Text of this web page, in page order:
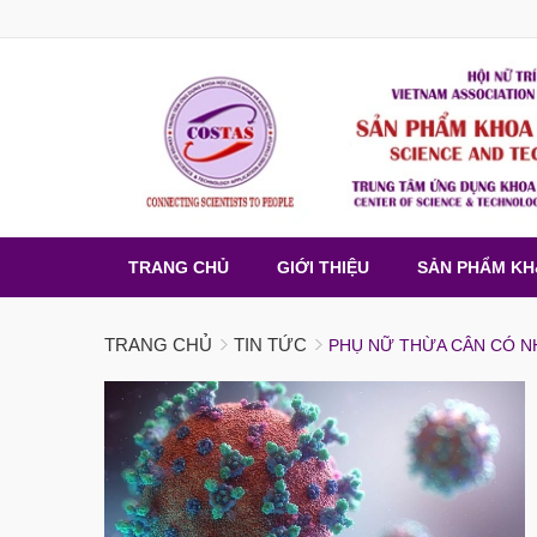
TRANG CHỦ GIỚI THIỆU SẢN PHẨM
TRANG CHỦ TIN TỨC PHỤ NỮ THỪA CÂN CÓ